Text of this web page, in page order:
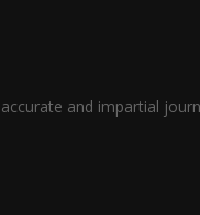
and impartial